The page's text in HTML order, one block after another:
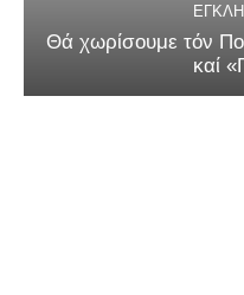
Θά χωρίσουμε τόν
καί